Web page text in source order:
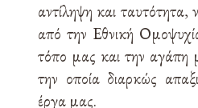
αντίληψη και
από την Εθνική
τόπο μας και την αγάπη
την οποία διαρκώς
έργα μας.